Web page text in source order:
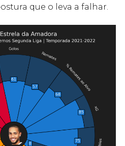
que o leva a falhar.